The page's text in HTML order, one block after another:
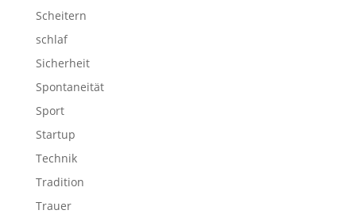
Scheitern
schlaf
Sicherheit
Spontaneität
Sport
Startup
Technik
Tradition
Trauer